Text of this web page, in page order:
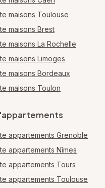
maisons Toulouse
maisons Brest
maisons La Rochelle
maisons Limoges
maisons Bordeaux
maisons Toulon
appartements Grenoble
appartements Nîmes
appartements Tours
appartements Toulouse